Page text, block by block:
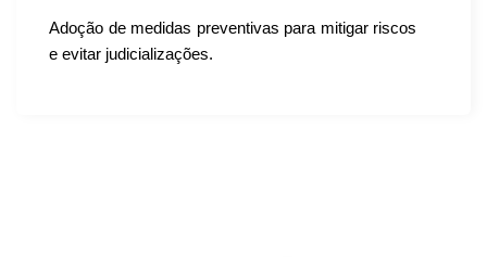
Adoção de medidas preventivas para mitigar riscos
e evitar judicializações.